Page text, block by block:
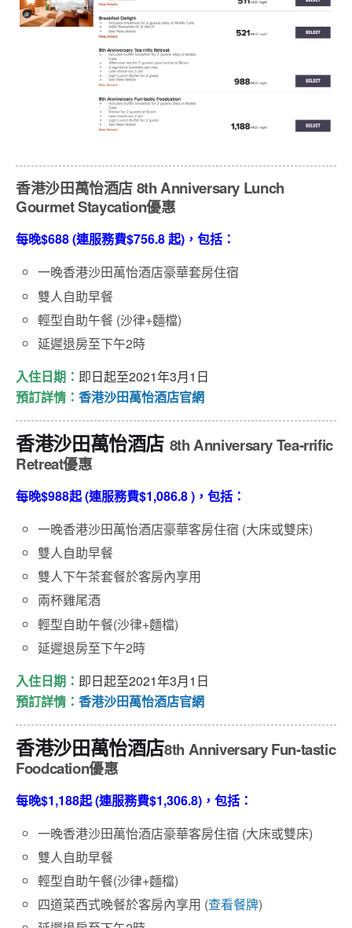
香港沙田萬怡酒店 8th Anniversary Lunch
Gourmet Staycation優惠
每晚$688 (連服務費$756.8 起)，包括：
一晚香港沙田萬怡酒店豪華套房住宿
雙人自助早餐
輕型自助午餐 (沙律+麵檔)
延遲退房至下午2時
入住日期： 即日起至2021年3月1日
預訂詳情： 香港沙田萬怡酒店官網
香港沙田萬怡酒店 8th Anniversary Tea-rrific
Retreat優惠
每晚$988起 (連服務費$1,086.8 )，包括：
一晚香港沙田萬怡酒店豪華客房住宿 (大床或雙床)
雙人自助早餐
雙人下午茶套餐於客房內享用
兩杯雞尾酒
輕型自助午餐(沙律+麵檔)
延遲退房至下午2時
入住日期： 即日起至2021年3月1日
預訂詳情： 香港沙田萬怡酒店官網
香港沙田萬怡酒店8th Anniversary Fun-tastic
Foodcation優惠
每晚$1,188起 (連服務費$1,306.8)，包括：
一晚香港沙田萬怡酒店豪華客房住宿 (大床或雙床)
雙人自助早餐
輕型自助午餐(沙律+麵檔)
四道菜西式晚餐於客房內享用 (查看餐牌)